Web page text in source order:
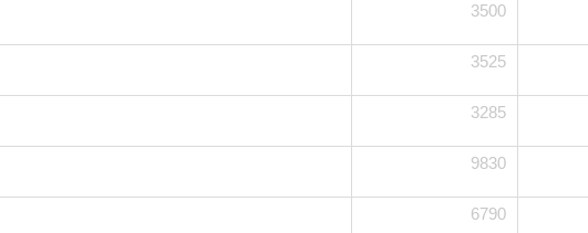
3500
3525
3285
9830
6790